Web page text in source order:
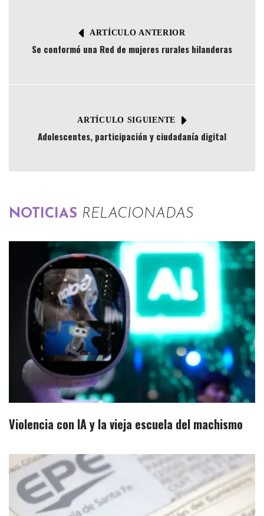
ARTÍCULO ANTERIOR
Se conformó una Red de mujeres rurales hilanderas
ARTÍCULO SIGUIENTE
Adolescentes, participación y ciudadanía digital
NOTICIAS RELACIONADAS
Violencia con IA y la vieja escuela del machismo